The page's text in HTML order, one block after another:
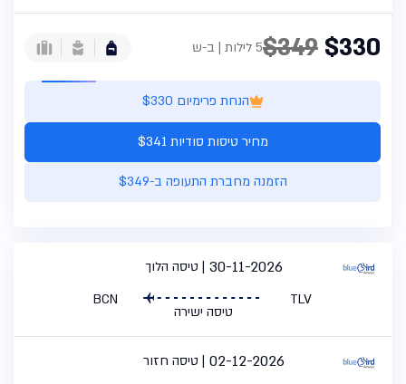
$330
$3495 לילות | ב-ש
הנחת פרימיום $330
מחיר טיסות סודיות $341
הזמנה מחברת התעופה ב-$349
טיסה הלוך 30-11-2026
TLV
טיסה ישירה
BCN
טיסה חזור 02-12-2026